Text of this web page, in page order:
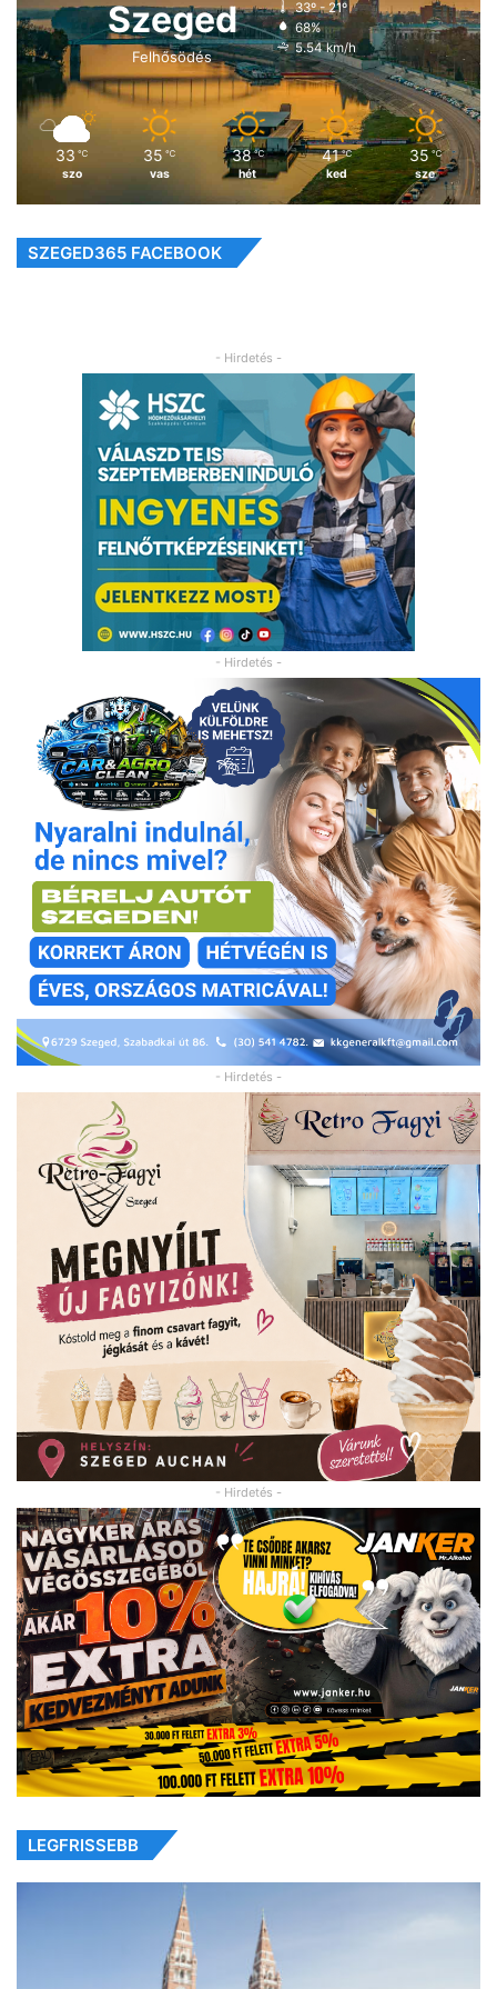
Szeged
Felhősödés
33º - 21º
68%
5.54 km/h
33 ℃
szo
35 ℃
vas
38 ℃
hét
41 ℃
ked
35 ℃
sze
SZEGED365 FACEBOOK
- Hirdetés -
- Hirdetés -
- Hirdetés -
- Hirdetés -
LEGFRISSEBB